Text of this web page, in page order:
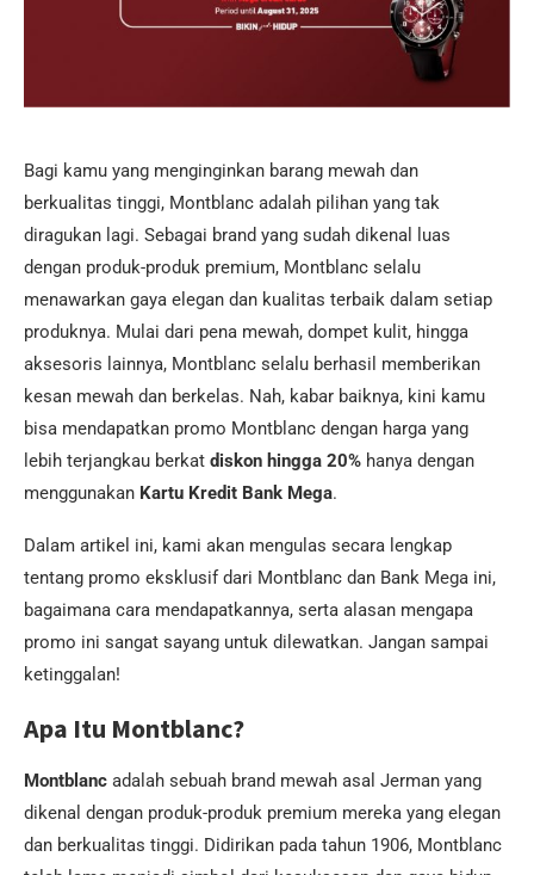
Bagi kamu yang menginginkan barang mewah dan
berkualitas tinggi, Montblanc adalah pilihan yang tak
diragukan lagi. Sebagai brand yang sudah dikenal luas
dengan produk-produk premium, Montblanc selalu
menawarkan gaya elegan dan kualitas terbaik dalam setiap
produknya. Mulai dari pena mewah, dompet kulit, hingga
aksesoris lainnya, Montblanc selalu berhasil memberikan
kesan mewah dan berkelas. Nah, kabar baiknya, kini kamu
bisa mendapatkan promo Montblanc dengan harga yang
lebih terjangkau berkat diskon hingga 20% hanya dengan
menggunakan Kartu Kredit Bank Mega.
Dalam artikel ini, kami akan mengulas secara lengkap
tentang promo eksklusif dari Montblanc dan Bank Mega ini,
bagaimana cara mendapatkannya, serta alasan mengapa
promo ini sangat sayang untuk dilewatkan. Jangan sampai
ketinggalan!
Apa Itu Montblanc?
Montblanc adalah sebuah brand mewah asal Jerman yang
dikenal dengan produk-produk premium mereka yang elegan
dan berkualitas tinggi. Didirikan pada tahun 1906, Montblanc